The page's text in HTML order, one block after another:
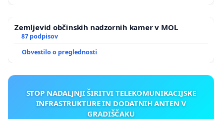
Zemljevid občinskih nadzornih kamer v MOL
87 podpisov
Obvestilo o preglednosti
STOP NADALJNJI ŠIRITVI TELEKOMUNIKACIJSKE
INFRASTRUKTURE IN DODATNIH ANTEN V
GRADIŠČAKU